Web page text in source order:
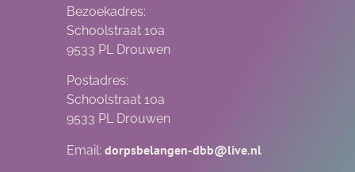
Bezoekadres:
Schoolstraat 10a
9533 PL Drouwen
Postadres:
Schoolstraat 10a
9533 PL Drouwen
Email: dorpsbelangen-dbb@live.nl